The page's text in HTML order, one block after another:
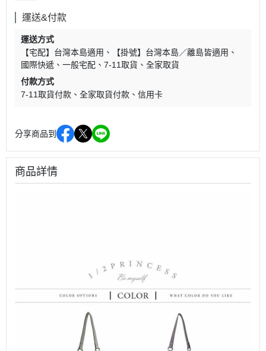
運送&付款
運送方式
【宅配】台灣本島適用
【掛號】台灣本島／離島皆適用
國際快遞
一般宅配 7-11取貨
全家取貨
付款方式
7-11取貨付款
全家取貨付款 信用卡
分享商品到
商品詳情